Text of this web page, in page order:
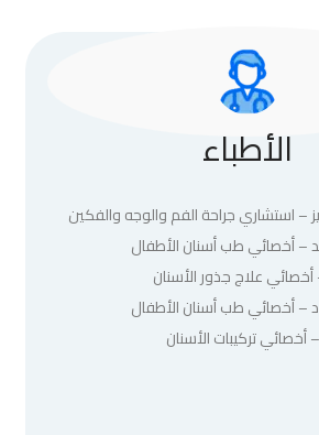
الأطباء
– استشاري جراحة الفم والوجه والفكين
– أخصائي طب أسنان الأطفال
علاج جذور الأسنان
أخصائي طب أسنان الأطفال
تركيبات الأسنان